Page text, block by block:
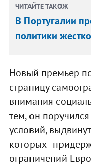
ЧИТАЙТЕ ТАКОЖ
В Португалии
политики
Новый премьер
страницу
внимания
тем, он
условий,
которых -
ограничений